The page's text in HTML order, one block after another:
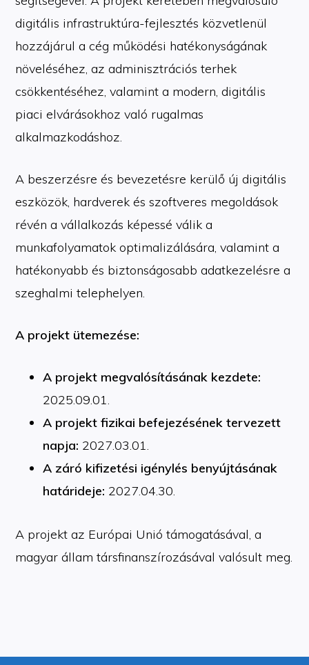
digitális infrastruktúra-fejlesztés közvetlenül
hozzájárul a cég működési hatékonyságának
növeléséhez, az adminisztrációs terhek
csökkentéséhez, valamint a modern, digitális
piaci elvárásokhoz való rugalmas
alkalmazkodáshoz.
A beszerzésre és bevezetésre kerülő új digitális
eszközök, hardverek és szoftveres megoldások
révén a vállalkozás képessé válik a
munkafolyamatok optimalizálására, valamint a
hatékonyabb és biztonságosabb adatkezelésre a
szeghalmi telephelyen.
A projekt ütemezése:
A projekt megvalósításának kezdete:
2025.09.01.
A projekt fizikai befejezésének tervezett
napja: 2027.03.01.
A záró kifizetési igénylés benyújtásának
határideje: 2027.04.30.
A projekt az Európai Unió támogatásával, a
magyar állam társfinanszírozásával valósult meg.